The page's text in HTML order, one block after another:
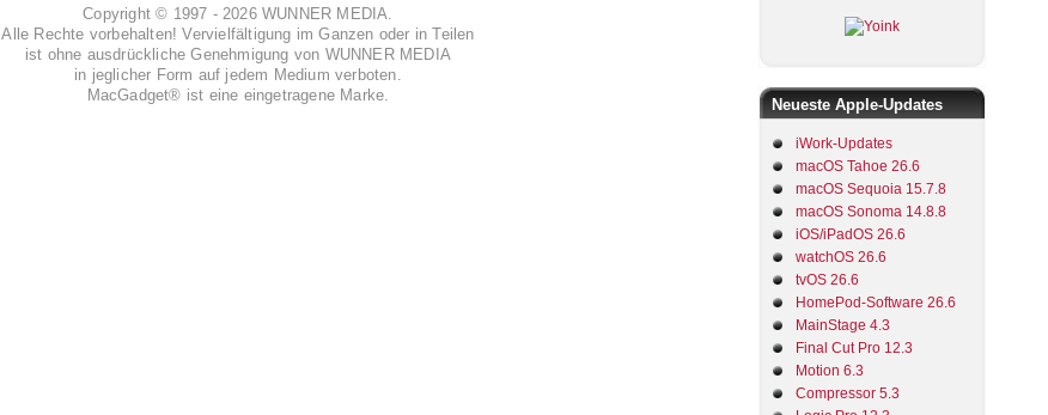
Copyright © 1997 - 2026 WUNNER MEDIA.
Alle Rechte vorbehalten! Vervielfältigung im Ganzen oder in Teilen
ist ohne ausdrückliche Genehmigung von WUNNER MEDIA
in jeglicher Form auf jedem Medium verboten.
MacGadget® ist eine eingetragene Marke.
Neueste Apple-Updates
iWork-Updates
macOS Tahoe 26.6
macOS Sequoia 15.7.8
macOS Sonoma 14.8.8
iOS/iPadOS 26.6
watchOS 26.6
tvOS 26.6
HomePod-Software 26.6
MainStage 4.3
Final Cut Pro 12.3
Motion 6.3
Compressor 5.3